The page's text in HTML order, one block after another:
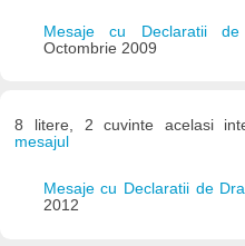
Mesaje cu Declaratii
Octombrie 2009
8 litere, 2 cuvinte acelasi
mesajul
Mesaje cu Declaratii de
2012